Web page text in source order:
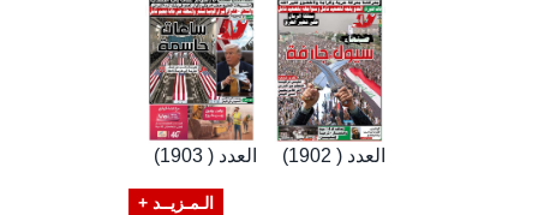
العدد ( 1903) العدد ( 1902)
الـمـزيــد +